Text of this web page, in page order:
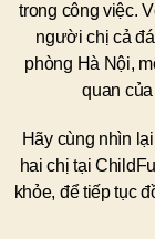
trong công việc.
người chị cả
phòng Hà Nội,
quan
Hãy cùng nhìn
hai chị tại
khỏe, để tiếp tục